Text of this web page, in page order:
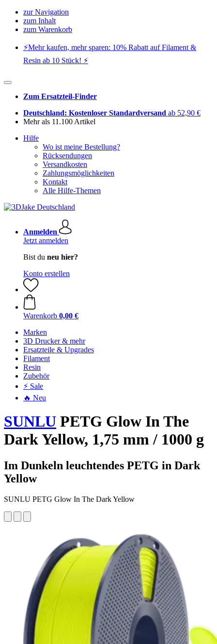
zur Navigation
zum Inhalt
zum Warenkorb
⚡️Mehr kaufen, mehr sparen: 10% Rabatt auf Filament &
Resin ab 10 Stück! ⚡️
Zum Ersatzteil-Finder
Deutschland: Kostenloser Standardversand ab 52,90 €
Mehr als 11.100 Artikel
Hilfe
Wo ist meine Bestellung?
Rücksendungen
Versandkosten
Zahlungsmöglichkeiten
Kontakt
Alle Hilfe-Themen
Anmelden
Jetzt anmelden
Bist du neu hier?
Konto erstellen
Warenkorb 0,00 €
Marken
3D Drucker & mehr
Ersatzteile & Upgrades
Filament
Resin
Zubehör
⚡ Sale
🔥 Neu
SUNLU PETG Glow In The
Dark Yellow, 1,75 mm / 1000 g
Im Dunkeln leuchtendes PETG in Dark
Yellow
SUNLU PETG Glow In The Dark Yellow